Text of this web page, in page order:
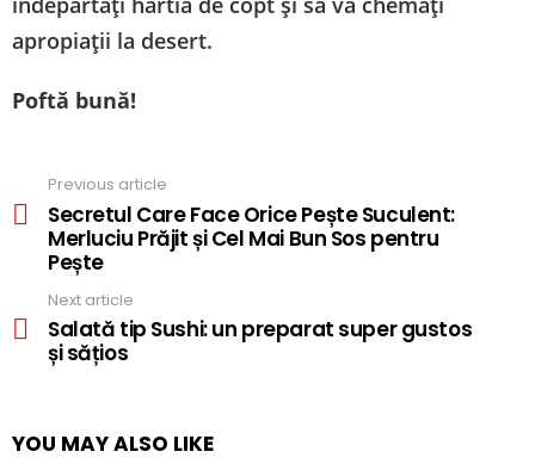
apropiații la desert.
Poftă bună!
more
Previous article
Secretul Care Face Orice Pește Suculent:
Merluciu Prăjit și Cel Mai Bun Sos pentru
Pește
Next article
Salată tip Sushi: un preparat super gustos
și sățios
YOU MAY ALSO LIKE